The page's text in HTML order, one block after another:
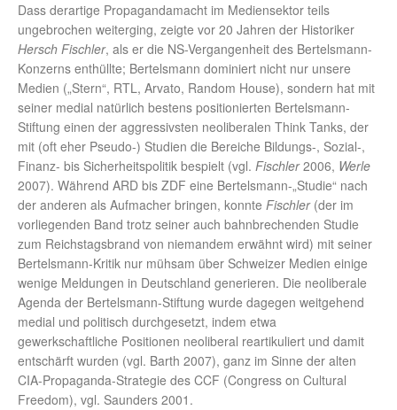
Dass derartige Propagandamacht im Mediensektor teils
ungebrochen weiterging, zeigte vor 20 Jahren der Historiker
Hersch Fischler, als er die NS-Vergangenheit des Bertelsmann-
Konzerns enthüllte; Bertelsmann dominiert nicht nur unsere
Medien („Stern“, RTL, Arvato, Random House), sondern hat mit
seiner medial natürlich bestens positionierten Bertelsmann-
Stiftung einen der aggressivsten neoliberalen Think Tanks, der
mit (oft eher Pseudo-) Studien die Bereiche Bildungs-, Sozial-,
Finanz- bis Sicherheitspolitik bespielt (vgl. Fischler2006, Werle
2007). Während ARD bis ZDF eine Bertelsmann-„Studie“ nach
der anderen als Aufmacher bringen, konnte Fischler(der im
vorliegenden Band trotz seiner auch bahnbrechenden Studie
zum Reichstagsbrand von niemandem erwähnt wird) mit seiner
Bertelsmann-Kritik nur mühsam über Schweizer Medien einige
wenige Meldungen in Deutschland generieren. Die neoliberale
Agenda der Bertelsmann-Stiftung wurde dagegen weitgehend
medial und politisch durchgesetzt, indem etwa
gewerkschaftliche Positionen neoliberal reartikuliert und damit
entschärft wurden (vgl. Barth 2007), ganz im Sinne der alten
CIA-Propaganda-Strategie des CCF (Congress on Cultural
Freedom), vgl. Saunders 2001.